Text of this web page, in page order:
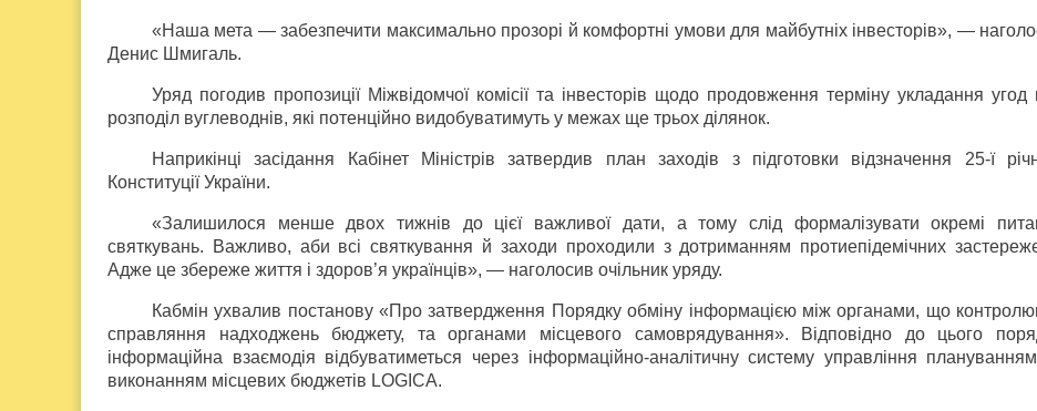
«Наша мета — забезпечити максимально прозорі й комфортні умови для майбутніх інвесторів», —
Денис Шмигаль.
Уряд погодив пропозиції Міжвідомчої комісії та інвесторів щодо продовження терміну укладання угод
розподіл вуглеводнів, які потенційно видобуватимуть у межах ще трьох ділянок.
Наприкінці засідання Кабінет Міністрів затвердив план заходів з підготовки відзначення 25-ї
Конституції України.
«Залишилося менше двох тижнів до цієї важливої дати, а тому слід формалізувати окремі
святкувань. Важливо, аби всі святкування й заходи проходили з дотриманням протиепідемічних
Адже це збереже життя і здоров’я українців», — наголосив очільник уряду.
Кабмін ухвалив постанову «Про затвердження Порядку обміну інформацією між органами, що
справляння надходжень бюджету, та органами місцевого самоврядування». Відповідно до цього
інформаційна взаємодія відбуватиметься через інформаційно-аналітичну систему управління
виконанням місцевих бюджетів LOGICA.